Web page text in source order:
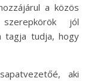
a közös
jól
tagja tudja, hogy
aki